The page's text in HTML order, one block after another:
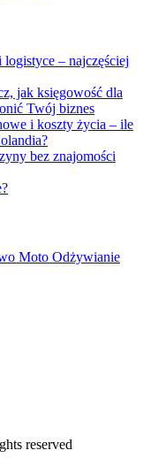
– najczęściej
jak księgowość dla
Twój biznes
i koszty życia – ile
bez znajomości
Moto Odżywianie
reserved